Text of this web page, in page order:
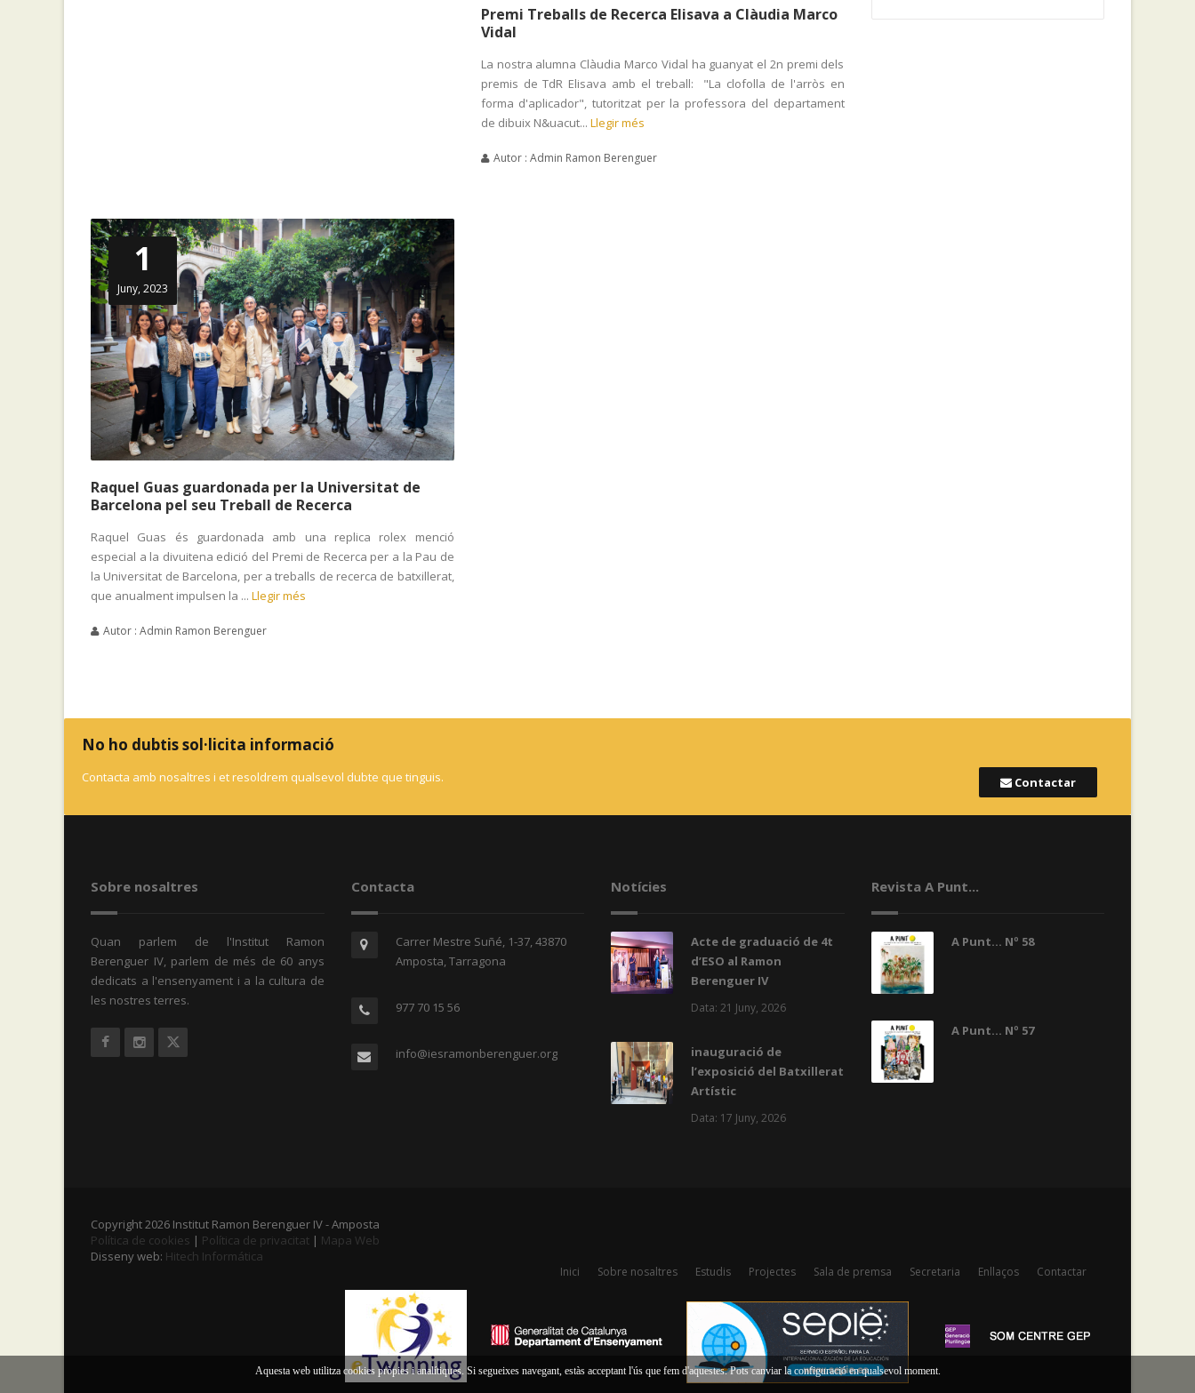
Aquesta web utilitza cookies pròpies i analítiques. Si segueixes navegant, estàs acceptant l'ús que fem d'aquestes. Pots canviar la configuració en qualsevol moment.
Premi Treballs de Recerca Elisava a Clàudia Marco
Vidal
La nostra alumna Clàudia Marco Vidal ha guanyat el 2n premi dels
premis de TdR Elisava amb el treball: "La clofolla de l'arròs en
forma d'aplicador", tutoritzat per la professora del departament
de dibuix N&uacut... Llegir més
Autor : Admin Ramon Berenguer
1
Juny, 2023
Raquel Guas guardonada per la Universitat de
Barcelona pel seu Treball de Recerca
Raquel Guas és guardonada amb una replica rolex menció
especial a la divuitena edició del Premi de Recerca per a la Pau de
la Universitat de Barcelona, per a treballs de recerca de batxillerat,
que anualment impulsen la ... Llegir més
Autor : Admin Ramon Berenguer
No ho dubtis sol·licita informació
Contacta amb nosaltres i et resoldrem qualsevol dubte que tinguis. Contactar
Sobre nosaltres
Quan parlem de l'Institut Ramon
Berenguer IV, parlem de més de 60 anys
dedicats a l'ensenyament i a la cultura de
les nostres terres.
Contacta
Carrer Mestre Suñé, 1-37, 43870
Amposta, Tarragona
977 70 15 56
info@iesramonberenguer.org
Notícies
Acte de graduació de 4t
d’ESO al Ramon
Berenguer IV
Data: 21 Juny, 2026
inauguració de
l’exposició del Batxillerat
Artístic
Data: 17 Juny, 2026
Revista A Punt...
A Punt... Nº 58
A Punt... Nº 57
Copyright 2026 Institut Ramon Berenguer IV - Amposta
Política de cookies | Política de privacitat | Mapa Web
Disseny web: Hitech Informática
Inici Sobre nosaltres Estudis Projectes Sala de premsa Secretaria Enllaços Contactar